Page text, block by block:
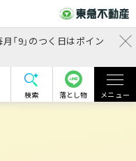
「9」のつく日はポイン
検索 落とし物 メニュー